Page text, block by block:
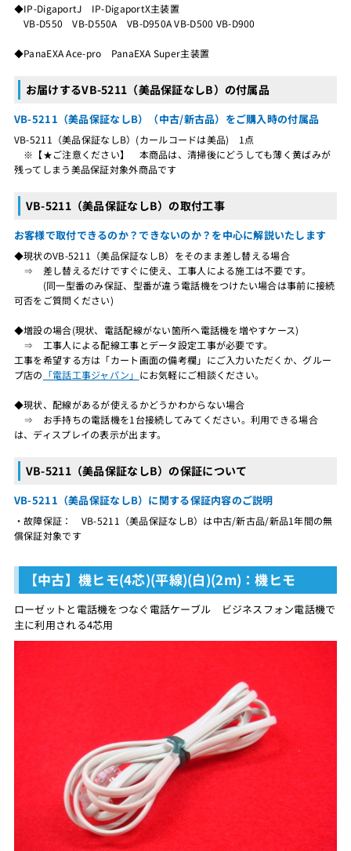
◆IP-DigaportJ IP-DigaportX主装置
VB-D550 VB-D550A VB-D950A VB-D500 VB-D900
◆PanaEXA Ace-pro PanaEXA Super主装置
お届けするVB-5211（美品保証なしB）の付属品
VB-5211（美品保証なしB）（中古/新古品）をご購入時の付属品
VB-5211（美品保証なしB）(カールコードは美品) 1点
※【★ご注意ください】 本商品は、清掃後にどうしても薄く黄ばみが
残ってしまう美品保証対象外商品です
VB-5211（美品保証なしB）の取付工事
お客様で取付できるのか？できないのか？を中心に解説いたします
◆現状のVB-5211（美品保証なしB）をそのまま差し替える場合
⇒ 差し替えるだけですぐに使え、工事人による施工は不要です。
(同一型番のみ保証、型番が違う電話機をつけたい場合は事前に接続
可否をご質問ください)
◆増設の場合(現状、電話配線がない箇所へ電話機を増やすケース)
⇒ 工事人による配線工事とデータ設定工事が必要です。
工事を希望する方は「カート画面の備考欄」にご入力いただくか、グルー
プ店の 「電話工事ジャパン」 にお気軽にご相談ください。
◆現状、配線があるが使えるかどうかわからない場合
⇒ お手持ちの電話機を1台接続してみてください。利用できる場合
は、ディスプレイの表示が出ます。
VB-5211（美品保証なしB）の保証について
VB-5211（美品保証なしB）に関する保証内容のご説明
・故障保証： VB-5211（美品保証なしB）は中古/新古品/新品1年間の無
償保証対象です
【中古】機ヒモ(4芯)(平線)(白)(2m)：機ヒモ
ローゼットと電話機をつなぐ電話ケーブル ビジネスフォン電話機で
主に利用される4芯用